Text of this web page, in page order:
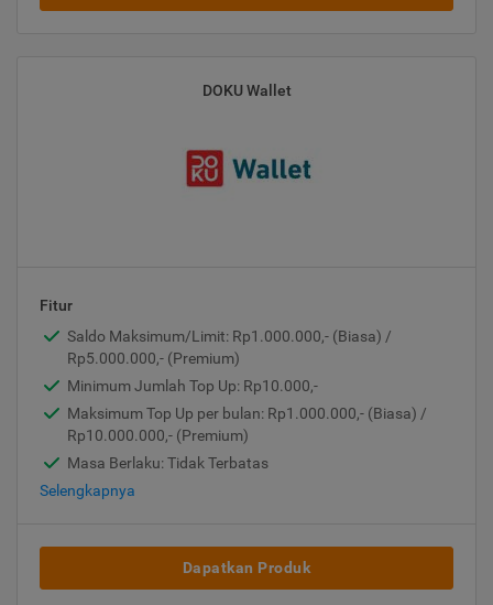
DOKU Wallet
Fitur
Saldo Maksimum/Limit: Rp1.000.000,- (Biasa) /
Rp5.000.000,- (Premium)
Minimum Jumlah Top Up: Rp10.000,-
Maksimum Top Up per bulan: Rp1.000.000,- (Biasa) /
Rp10.000.000,- (Premium)
Masa Berlaku: Tidak Terbatas
Selengkapnya
Dapatkan Produk